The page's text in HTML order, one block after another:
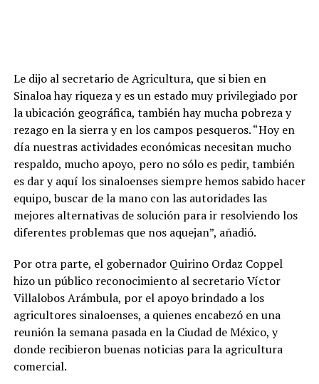
Le dijo al secretario de Agricultura, que si bien en
Sinaloa hay riqueza y es un estado muy privilegiado por
la ubicación geográfica, también hay mucha pobreza y
rezago en la sierra y en los campos pesqueros. “Hoy en
día nuestras actividades económicas necesitan mucho
respaldo, mucho apoyo, pero no sólo es pedir, también
es dar y aquí los sinaloenses siempre hemos sabido hacer
equipo, buscar de la mano con las autoridades las
mejores alternativas de solución para ir resolviendo los
diferentes problemas que nos aquejan”, añadió.
Por otra parte, el gobernador Quirino Ordaz Coppel
hizo un público reconocimiento al secretario Víctor
Villalobos Arámbula, por el apoyo brindado a los
agricultores sinaloenses, a quienes encabezó en una
reunión la semana pasada en la Ciudad de México, y
donde recibieron buenas noticias para la agricultura
comercial.